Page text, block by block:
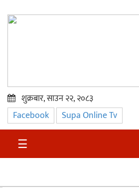
प्रमुख
समाचार
सुदुर
शुक्रबार, साउन २२, २०८३
Facebook Supa Online Tv
☰